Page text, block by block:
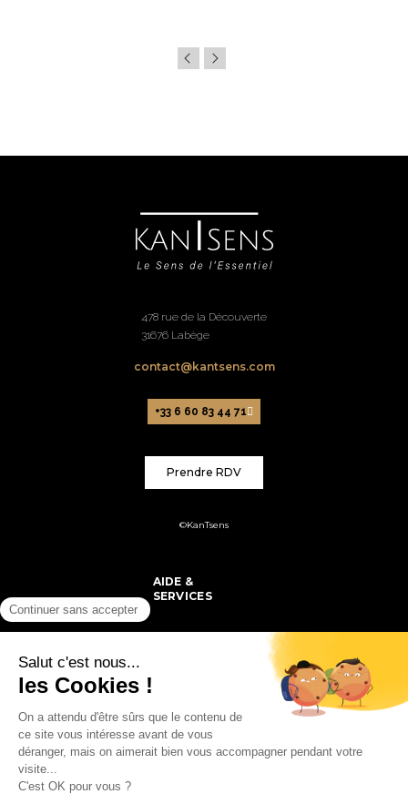
478 rue de la Découverte
31676 Labège
contact@kantsens.com
+33 6 60 83 44 71
Prendre RDV
©KanTsens
AIDE &
SERVICES
MON COMPTE